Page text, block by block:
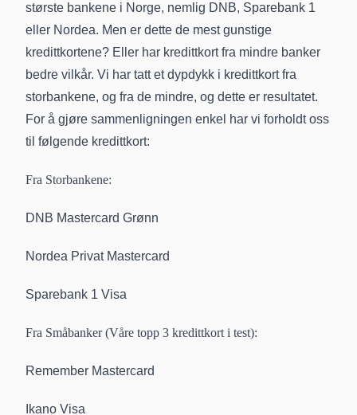
største bankene i Norge, nemlig DNB, Sparebank 1
eller Nordea. Men er dette de mest gunstige
kredittkortene? Eller har kredittkort fra mindre banker
bedre vilkår. Vi har tatt et dypdykk i kredittkort fra
storbankene, og fra de mindre, og dette er resultatet.
For å gjøre sammenligningen enkel har vi forholdt oss
til følgende kredittkort:
Fra Storbankene:
DNB Mastercard Grønn
Nordea Privat Mastercard
Sparebank 1 Visa
Fra Småbanker(Våre topp 3 kredittkort i test):
Remember Mastercard
Ikano Visa